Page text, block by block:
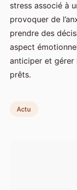
stress associé à
provoquer de
prendre des
aspect
anticiper et gérer
prêts.
Actu